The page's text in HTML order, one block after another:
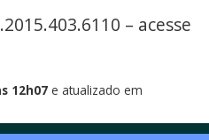
– acesse
12h07e atualizado em